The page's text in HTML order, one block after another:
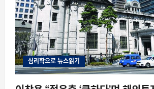
심리학으로 뉴스읽기